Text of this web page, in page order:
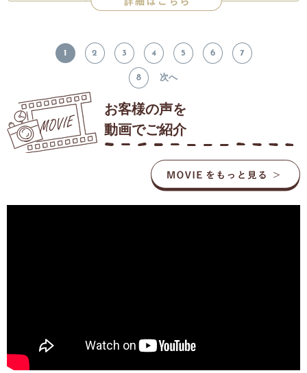
1 2 3 4 5 6 7
8 次へ
お客様の声を
動画でご紹介